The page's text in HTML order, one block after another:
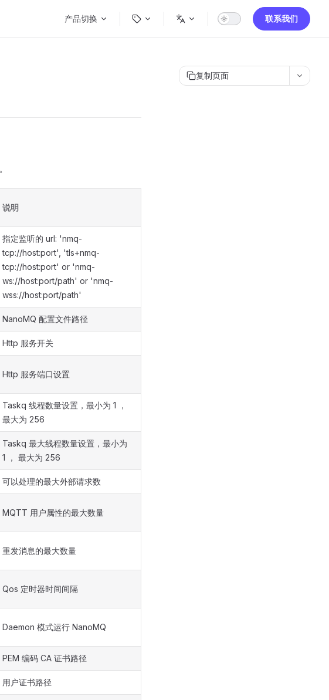
产品切换 联系我们
复制页面
说明
指定监听的 url: 'nmq-
tcp://host:port', 'tls+nmq-
tcp://host:port' or 'nmq-
ws://host:port/path' or 'nmq-
wss://host:port/path'
NanoMQ 配置文件路径
Http 服务开关
Http 服务端口设置
Taskq 线程数量设置，最小为 1 ，
最大为 256
Taskq 最大线程数量设置，最小为
1 ， 最大为 256
可以处理的最大外部请求数
MQTT 用户属性的最大数量
重发消息的最大数量
Qos 定时器时间间隔
Daemon 模式运行 NanoMQ
PEM 编码 CA 证书路径
用户证书路径